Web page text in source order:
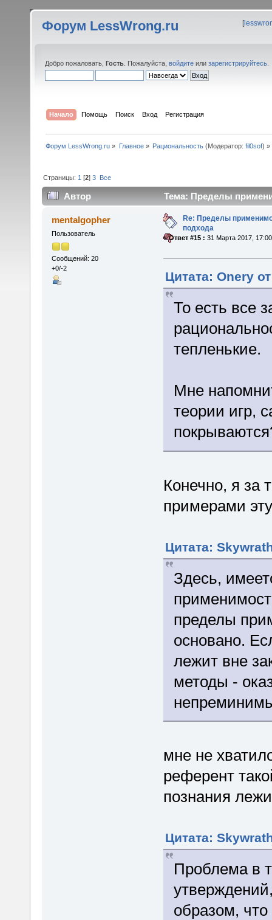
Форум LessWrong.ru [
Добро пожаловать, Гость . Пожалуйста, войдите или зарегистрируйтесь
Начало Помощь Поиск Вход Регистрация
Форум LessWrong.ru » Главное» Рациональность(Модератор: fil0sof) »
Страницы: 1 [2]3 Все
Автор Тема: Пределы
mentalgopher
Пользователь
Сообщений: 20
+0/-2
Re: Пределы
подхода
«Ответ #15 : 31 Марта 2017,
Цитата: Onery
То есть все
тепленькие.
Мне
теории игр,
Конечно, я за
примерами
Цитата:
Здесь,
пределы
основано.
лежит вне
методы -
мне не
референт
познания
Цитата:
Проблема в
образом,